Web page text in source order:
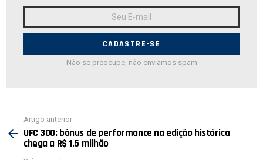
Endereço
E-
Não se preocupe, não enviamos spam
mais
Artigo anterior
UFC 300: bônus de performance na edição histórica
chega a R$ 1,5 milhão